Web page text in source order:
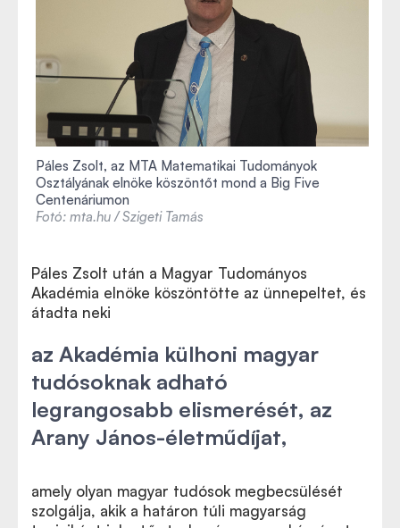
Páles Zsolt, az MTA Matematikai Tudományok
Osztályának elnöke köszöntőt mond a Big Five
Centenáriumon
Fotó: mta.hu / Szigeti Tamás
Páles Zsolt után a Magyar Tudományos
Akadémia elnöke köszöntötte az ünnepeltet, és
átadta neki
az Akadémia külhoni magyar
tudósoknak adható
legrangosabb elismerését, az
Arany János-életműdíjat,
amely olyan magyar tudósok megbecsülését
szolgálja, akik a határon túli magyarság